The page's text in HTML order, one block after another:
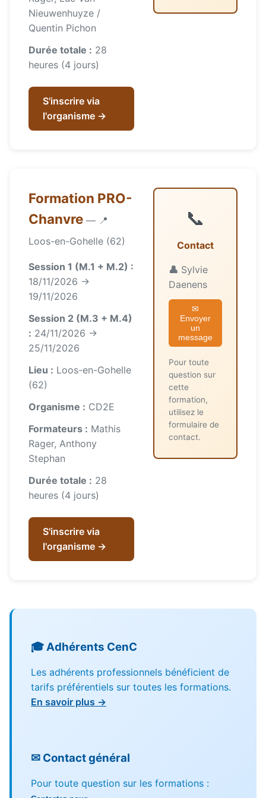
Nieuwenhuyze /
Quentin Pichon
Durée totale : 28
heures (4 jours)
S'inscrire via
l'organisme →
Formation PRO-
Chanvre — 📍
Loos-en-Gohelle (62)
Session 1 (M.1 + M.2) :
18/11/2026 →
19/11/2026
Session 2 (M.3 + M.4)
: 24/11/2026 →
25/11/2026
Lieu : Loos-en-Gohelle
(62)
Organisme : CD2E
Formateurs : Mathis
Rager, Anthony
Stephan
Durée totale : 28
heures (4 jours)
S'inscrire via
l'organisme →
📞
Contact
👤 Sylvie
Daenens
✉
Envoyer
un
message
Pour toute
question sur
cette
formation,
utilisez le
formulaire de
contact.
🎓 Adhérents CenC
Les adhérents professionnels bénéficient de
tarifs préférentiels sur toutes les formations.
En savoir plus →
✉ Contact général
Pour toute question sur les formations :